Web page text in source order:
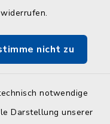
widerrufen.
nicht zu
notwendige
Darstellung unserer